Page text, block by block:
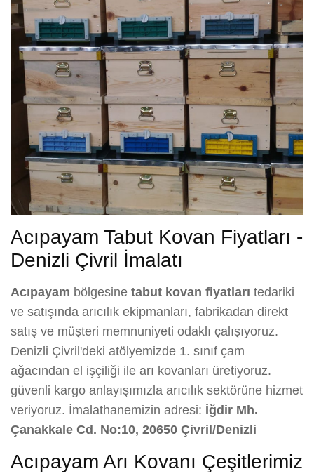
Acıpayam Tabut Kovan Fiyatları -
Denizli Çivril İmalatı
Acıpayam bölgesine tabut kovan fiyatları tedariki
ve satışında arıcılık ekipmanları, fabrikadan direkt
satış ve müşteri memnuniyeti odaklı çalışıyoruz.
Denizli Çivril'deki atölyemizde 1. sınıf çam
ağacından el işçiliği ile arı kovanları üretiyoruz.
güvenli kargo anlayışımızla arıcılık sektörüne hizmet
veriyoruz. İmalathanemizin adresi: İğdir Mh.
Çanakkale Cd. No:10, 20650 Çivril/Denizli
Acıpayam Arı Kovanı Çeşitlerimiz